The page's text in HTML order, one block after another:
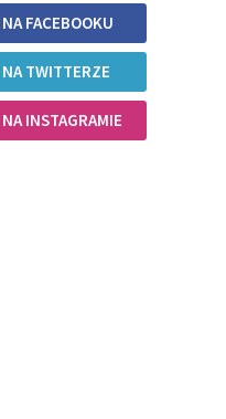
FACEBOOKU
TWITTERZE
INSTAGRAMIE